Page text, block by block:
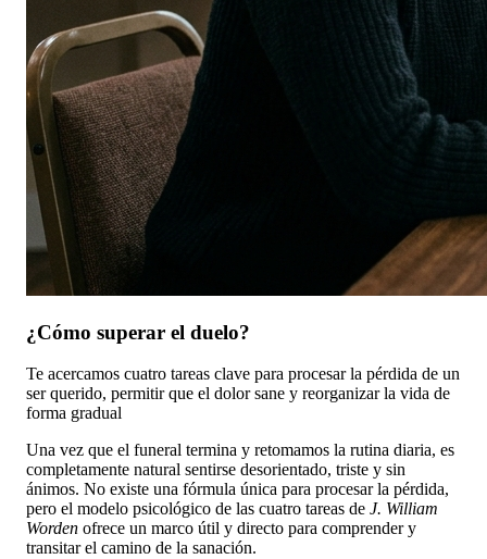
¿Cómo superar el duelo?
Te acercamos cuatro tareas clave para procesar la pérdida de un
ser querido, permitir que el dolor sane y reorganizar la vida de
forma gradual
Una vez que el funeral termina y retomamos la rutina diaria, es
completamente natural sentirse desorientado, triste y sin
ánimos. No existe una fórmula única para procesar la pérdida,
pero el modelo psicológico de las cuatro tareas de J. William
Worden ofrece un marco útil y directo para comprender y
transitar el camino de la sanación.